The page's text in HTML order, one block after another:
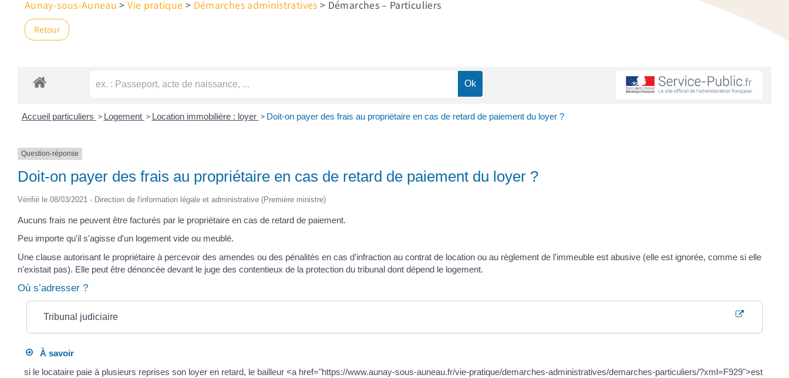
Aunay-sous-Auneau >Vie pratique > Démarches administratives > Démarches – Particuliers
Retour
Accueil particuliers > Logement > Location immobilière : loyer > Doit-on payer des frais au propriétaire en cas de retard de paiement du loyer ?
Question-réponse
Doit-on payer des frais au propriétaire en cas de retard de paiement du loyer ?
Vérifié le 08/03/2021 - Direction de l'information légale et administrative (Première ministre)
Aucuns frais ne peuvent être facturés par le propriétaire en cas de retard de paiement.
Peu importe qu'il s'agisse d'un logement vide ou meublé.
Une clause autorisant le propriétaire à percevoir des amendes ou des pénalités en cas d'infraction au contrat de location ou au règlement de l'immeuble est abusive (elle est ignorée, comme si elle
n'existait pas). Elle peut être dénoncée devant le juge des contentieux de la protection du tribunal dont dépend le logement.
Où s’adresser ?
Tribunal judiciaire
À savoir
si le locataire paie à plusieurs reprises son loyer en retard, le bailleur <a href="https://www.aunay-sous-auneau.fr/vie-pratique/demarches-administratives/demarches-particuliers/?xml=F929">est